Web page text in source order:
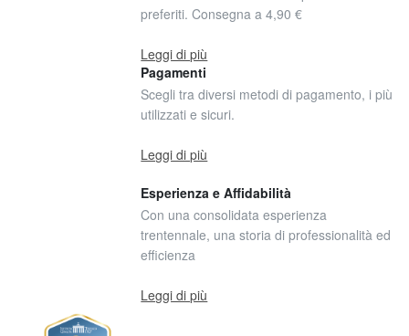
preferiti. Consegna a 4,90 €
Leggi di più
Pagamenti
Scegli tra diversi metodi di pagamento, i più
utilizzati e sicuri.
Leggi di più
Esperienza e Affidabilità
Con una consolidata esperienza
trentennale, una storia di professionalità ed
efficienza
Leggi di più